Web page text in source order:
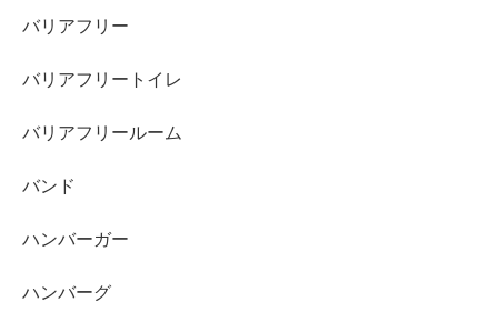
バリアフリー
バリアフリートイレ
バリアフリールーム
バンド
ハンバーガー
ハンバーグ